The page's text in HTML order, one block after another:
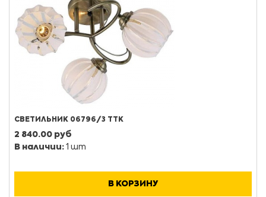
СВЕТИЛЬНИК 06796/3 ТТК
2 840.00 руб
В наличии: 1 шт
В КОРЗИНУ